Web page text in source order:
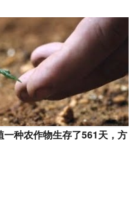
一种农作物生存了561天，方